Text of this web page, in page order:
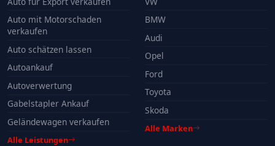
Auto mit Motorschaden
verkaufen
Auto schätzen lassen
Autoankauf
Autoverwertung
Gabelstapler Ankauf
Geländewagen verkaufen
Alle Leistungen
BMW
Audi
Opel
Ford
Toyota
Skoda
Alle Marken